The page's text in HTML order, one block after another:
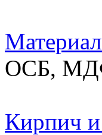
ОСБ,
Кирпич и